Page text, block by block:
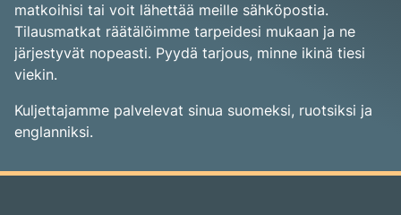
matkoihisi tai voit lähettää meille sähköpostia.
Tilausmatkat räätälöimme tarpeidesi mukaan ja ne
järjestyvät nopeasti. Pyydä tarjous, minne ikinä tiesi
viekin.
Kuljettajamme palvelevat sinua suomeksi, ruotsiksi ja
englanniksi.